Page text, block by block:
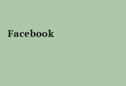
Facebook